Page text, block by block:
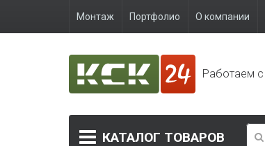
Монтаж Портфолио О компании
Работаем
КАТАЛОГ ТОВАРОВ